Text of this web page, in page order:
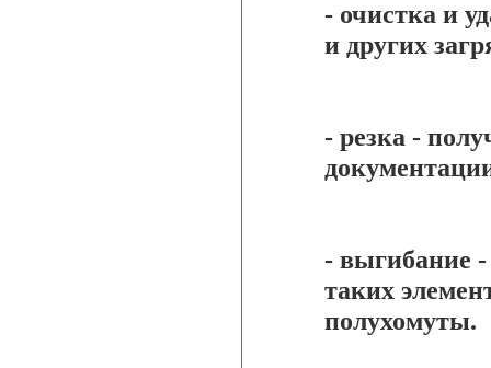
- очистка и
и других
- резка -
- выгибание -
таких
полухомуты.